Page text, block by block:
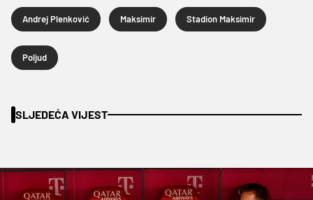
Andrej Plenković Maksimir Stadion Maksimir
Poljud
SLJEDEĆA VIJEST